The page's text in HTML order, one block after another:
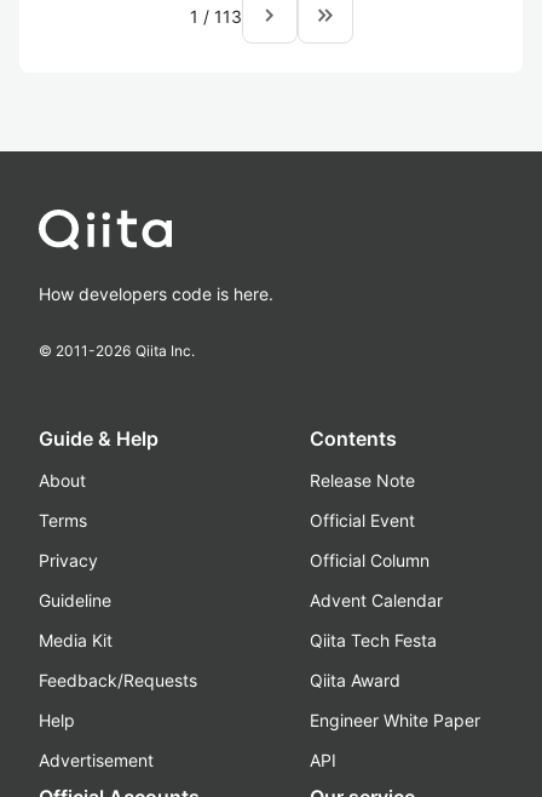
1 / 113 navigate_next keyboard_double_arrow_right
How developers code is here.
© 2011-2026 Qiita Inc.
Guide & Help
About
Terms
Privacy
Guideline
Media Kit
Feedback/Requests
Help
Advertisement
Contents
Release Note
Official Event
Official Column
Advent Calendar
Qiita Tech Festa
Qiita Award
Engineer White Paper
API